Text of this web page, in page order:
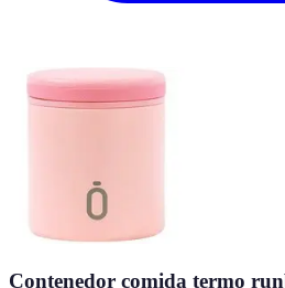
Contenedor comida termo